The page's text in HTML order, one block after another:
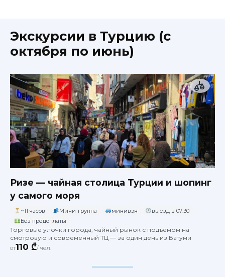
Экскурсии в Турцию (с
октября по июнь)
Ризе — чайная столица Турции и шопинг
у самого моря
~11 часов Мини-группа минивэн
выезд в 07:30
Без предоплаты
Торговые улочки города, чайный рынок с подъёмом на
смотровую и современный ТЦ — за один день из Батуми
от110 ₾/ чел.